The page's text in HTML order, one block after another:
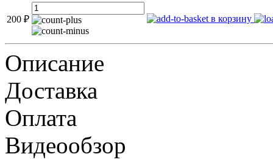
200 ₽ в корзину
Описание
Доставка
Оплата
Видеообзор